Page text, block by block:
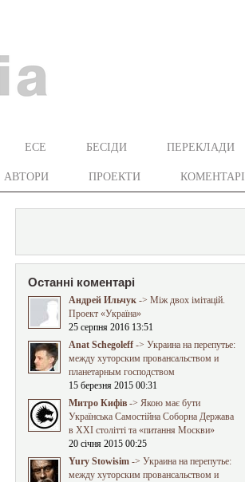
ЕСЕ БЕСІДИ ПЕРЕКЛАДИ
АВТОРИ ПРОЕКТИ КОМЕНТАРІ
Останні коментарі
Андрей Ильчук -> Між двох імітацій.
Проект «Україна»
25 серпня 2016 13:51
Anat Schegoleff -> Украина на перепутье:
между хуторским провансальством и
планетарным господством
15 березня 2015 00:31
Митро Кифів -> Якою має бути
Українська Самостійна Соборна Держава
в XXI столітті та «питання Москви»
20 січня 2015 00:25
Yury Stowisim -> Украина на перепутье:
между хуторским провансальством и